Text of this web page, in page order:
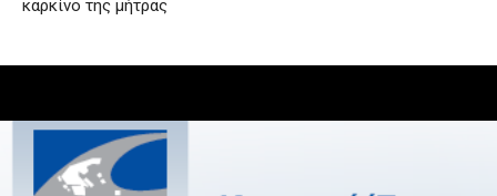
καρκίνο της μήτρας